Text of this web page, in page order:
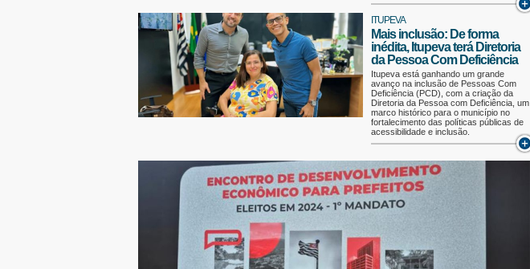
ITUPEVA
Mais inclusão: De forma
inédita, Itupeva terá Diretoria
da Pessoa Com Deficiência
Itupeva está ganhando um grande
avanço na inclusão de Pessoas Com
Deficiência (PCD), com a criação da
Diretoria da Pessoa com Deficiência, um
marco histórico para o município no
fortalecimento das políticas públicas de
acessibilidade e inclusão.